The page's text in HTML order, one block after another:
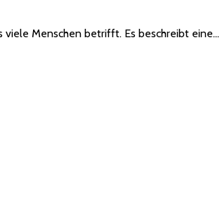
viele Menschen betrifft. Es beschreibt eine…